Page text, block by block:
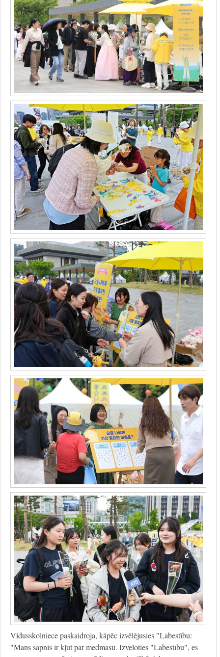
Vidusskolniece paskaidroja, kāpēc izvēlējusies "Labestību:
"Mans sapnis ir kļūt par medmāsu. Izvēloties "Labestību", es